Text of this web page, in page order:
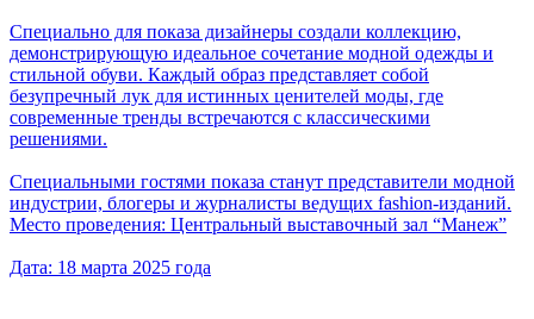
Специально для показа дизайнеры создали коллекцию,
демонстрирующую идеальное сочетание модной одежды и
стильной обуви. Каждый образ представляет собой
безупречный лук для истинных ценителей моды, где
современные тренды встречаются с классическими
решениями.
Специальными гостями показа станут представители модной
индустрии, блогеры и журналисты ведущих fashion-изданий.
Место проведения: Центральный выставочный зал “Манеж”
Дата: 18 марта 2025 года